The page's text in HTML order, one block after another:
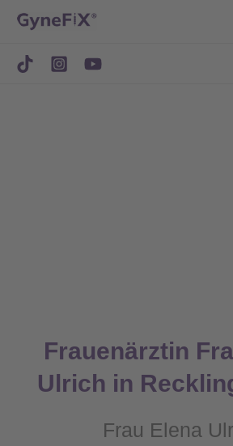
springen
Frauenärztin
Ulrich in
Frau Elena